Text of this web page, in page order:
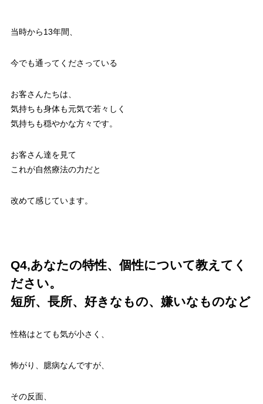
当時から13年間、
今でも通ってくださっている
お客さんたちは、
気持ちも身体も元気で若々しく
気持ちも穏やかな方々です。
お客さん達を見て
これが自然療法の力だと
改めて感じています。
Q4,あなたの特性、個性について教えてく
ださい。
短所、長所、好きなもの、嫌いなものなど
性格はとても気が小さく、
怖がり、臆病なんですが、
その反面、